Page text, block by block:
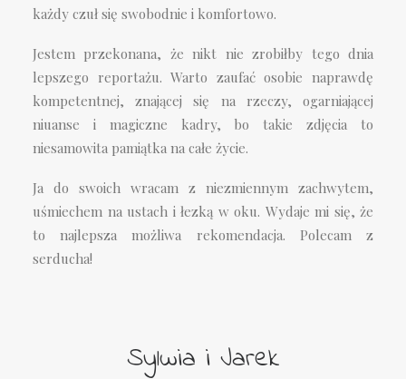
każdy czuł się swobodnie i komfortowo.
Jestem przekonana, że nikt nie zrobiłby tego dnia
lepszego reportażu. Warto zaufać osobie naprawdę
kompetentnej, znającej się na rzeczy, ogarniającej
niuanse i magiczne kadry, bo takie zdjęcia to
niesamowita pamiątka na całe życie.
Ja do swoich wracam z niezmiennym zachwytem,
uśmiechem na ustach i łezką w oku. Wydaje mi się, że
to najlepsza możliwa rekomendacja. Polecam z
serducha!
Sylwia i Jarek